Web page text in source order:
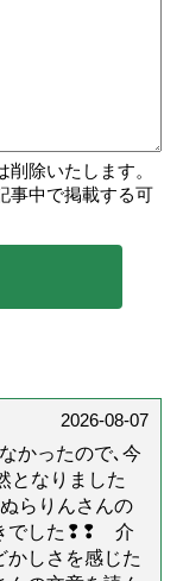
除いたします。
事中で掲載する可
2026-08-07
かったので､今
となりました
らりんさんの
でした❢❢ 介
かしさを感じた